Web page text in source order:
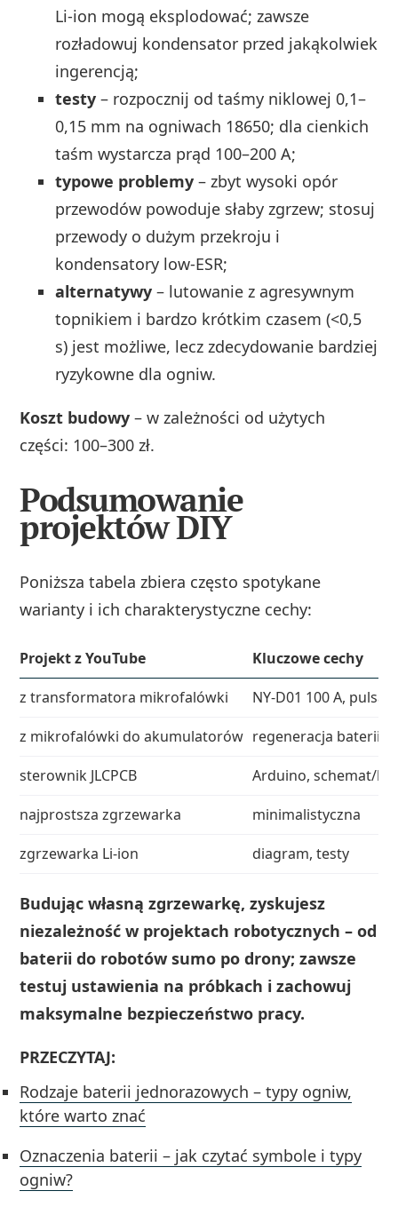
Li‑ion mogą eksplodować; zawsze
rozładowuj kondensator przed jakąkolwiek
ingerencją;
testy – rozpocznij od taśmy niklowej 0,1–
0,15 mm na ogniwach 18650; dla cienkich
taśm wystarcza prąd 100–200 A;
typowe problemy – zbyt wysoki opór
przewodów powoduje słaby zgrzew; stosuj
przewody o dużym przekroju i
kondensatory low‑ESR;
alternatywy – lutowanie z agresywnym
topnikiem i bardzo krótkim czasem (<0,5
s) jest możliwe, lecz zdecydowanie bardziej
ryzykowne dla ogniw.
Koszt budowy – w zależności od użytych
części: 100–300 zł.
Podsumowanie
projektów DIY
Poniższa tabela zbiera często spotykane
warianty i ich charakterystyczne cechy:
Projekt z YouTube
Kluczowe cechy
z transformatora mikrofalówki
NY-D01 100 A,
z mikrofalówki do akumulatorów regeneracja baterii
sterownik JLCPCB
Arduino, schemat/
najprostsza zgrzewarka
minimalistyczna
zgrzewarka Li‑ion
diagram, testy
Budując własną zgrzewarkę, zyskujesz
niezależność w projektach robotycznych – od
baterii do robotów sumo po drony; zawsze
testuj ustawienia na próbkach i zachowuj
maksymalne bezpieczeństwo pracy.
PRZECZYTAJ:
Rodzaje baterii jednorazowych – typy ogniw,
które warto znać
Oznaczenia baterii – jak czytać symbole i typy
ogniw?